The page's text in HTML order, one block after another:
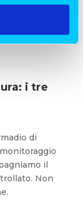
del
i tre
di
il
Non